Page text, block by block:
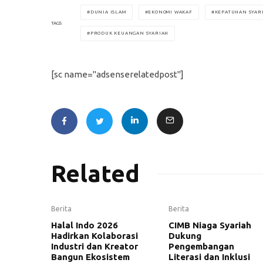
TAGS
DUNIA ISLAM EKONOMI WAKAF KEPATUHAN
PRODUK KEUANGAN SYARIAH
[sc name="adsenserelatedpost"]
Related
Berita
Halal Indo 2026
Hadirkan Kolaborasi
Industri dan Kreator
Bangun Ekosistem
Berita
CIMB Niaga Syariah
Dukung
Pengembangan
Literasi dan Inklusi